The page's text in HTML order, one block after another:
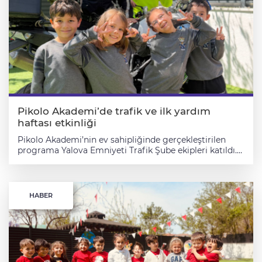
organizasyonda aile bağlarının önemi bir kez daha
hissedildi. Pikolo Akademi Kurucu Müdürü Derya
Bayraktar tarafından yapılan açıklamada, çocukların
sosyal ve duygusal gelişiminde aile bağlarının önemine
dikkat çekilerek bu tür etkinliklerin devam edeceği
belirtildi. Renkli görüntüleri, samimi atmosferi ve güçlü
aile katılımıyla dikkat çeken Anneler Günü etkinliği,
Pikolo Akademi ailesi için unutulmaz bir güne dönüştü.
Mehmet Mirzacan Baran
Pikolo Akademi’de trafik ve ilk yardım
haftası etkinliği
Pikolo Akademi’nin ev sahipliğinde gerçekleştirilen
programa Yalova Emniyeti Trafik Şube ekipleri katıldı.
dikkat edilmesi gereken kurallar hakkında bilgiler
verildi. Öğrenciler, hazırlanan etkinlik alanında
uygulamalı çalışmalarla öğrendiklerini deneyimleme
fırsatı buldu. Okul bahçesinde kurulan mini trafik
parkurunda çocuklar yaya kurallarını uygulamalı olarak
öğrenirken, trafik levhalarını tanıma çalışmaları da
gerçekleştirildi. Program kapsamında ayrıca ilk
yardımın günlük yaşamdaki önemi anlatılarak acil
HABER